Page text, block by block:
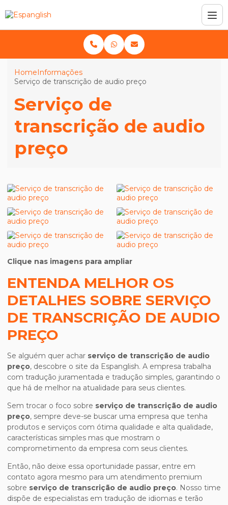
HomeInformações
Serviço de transcrição de audio preço
Serviço de
transcrição de audio
preço
Clique nas imagens para ampliar
ENTENDA MELHOR OS
DETALHES SOBRE SERVIÇO
DE TRANSCRIÇÃO DE AUDIO
PREÇO
Se alguém quer achar serviço de transcrição de audio
preço, descobre o site da Espanglish. A empresa trabalha
com tradução juramentada e tradução simples, garantindo o
que há de melhor na atualidade para seus clientes.
Sem trocar o foco sobre serviço de transcrição de audio
preço, sempre deve-se buscar uma empresa que tenha
produtos e serviços com ótima qualidade e alta qualidade,
características simples mas que mostram o
comprometimento da empresa com seus clientes.
Então, não deixe essa oportunidade passar, entre em
contato agora mesmo para um atendimento premium
sobre serviço de transcrição de audio preço. Nosso time
dispõe de especialistas em tradução de idiomas e terão